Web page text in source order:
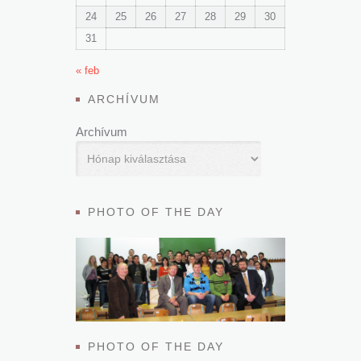
24
25 26 27 28 29
30
31
« feb
ARCHÍVUM
Archívum
PHOTO OF THE DAY
PHOTO OF THE DAY